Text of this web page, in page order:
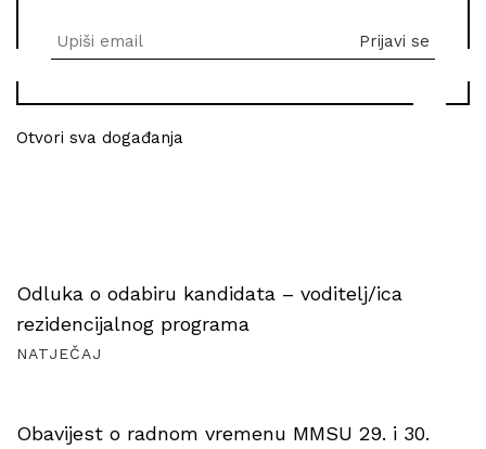
Otvori sva događanja
Odluka o odabiru kandidata – voditelj/ica
rezidencijalnog programa
NATJEČAJ
Obavijest o radnom vremenu MMSU 29. i 30.